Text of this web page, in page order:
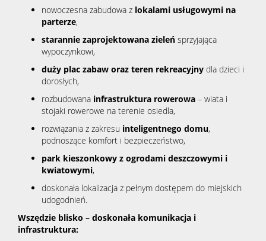
nowoczesna zabudowa z lokalami usługowymi na
parterze,
starannie zaprojektowana zieleń sprzyjająca
wypoczynkowi,
duży plac zabaw oraz teren rekreacyjny dla dzieci i
dorosłych,
rozbudowana infrastruktura rowerowa – wiata i
stojaki rowerowe na terenie osiedla,
rozwiązania z zakresu inteligentnego domu,
podnoszące komfort i bezpieczeństwo,
park kieszonkowy z ogrodami deszczowymi i
kwiatowymi,
doskonała lokalizacja z pełnym dostępem do miejskich
udogodnień.
Wszędzie blisko – doskonała komunikacja i
infrastruktura: